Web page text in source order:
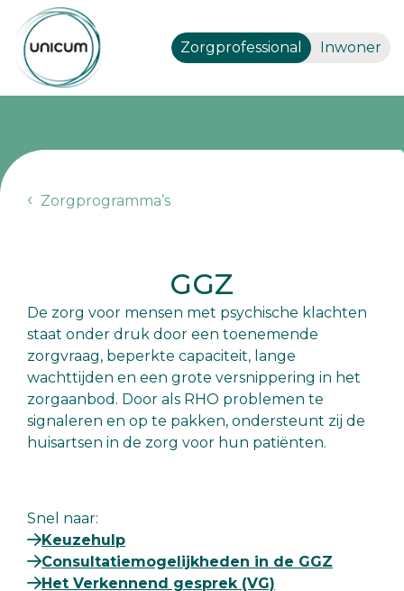
Zorgprofessional Inwoner
Zorgprogramma’s
GGZ
De zorg voor mensen met psychische klachten
staat onder druk door een toenemende
zorgvraag, beperkte capaciteit, lange
wachttijden en een grote versnippering in het
zorgaanbod. Door als RHO problemen te
signaleren en op te pakken, ondersteunt zij de
huisartsen in de zorg voor hun patiënten.
Snel naar:
Keuzehulp
Consultatiemogelijkheden in de GGZ
Het Verkennend gesprek (VG)